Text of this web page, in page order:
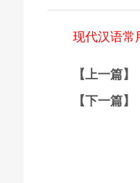
现代汉语常
【上一篇】
【下一篇】